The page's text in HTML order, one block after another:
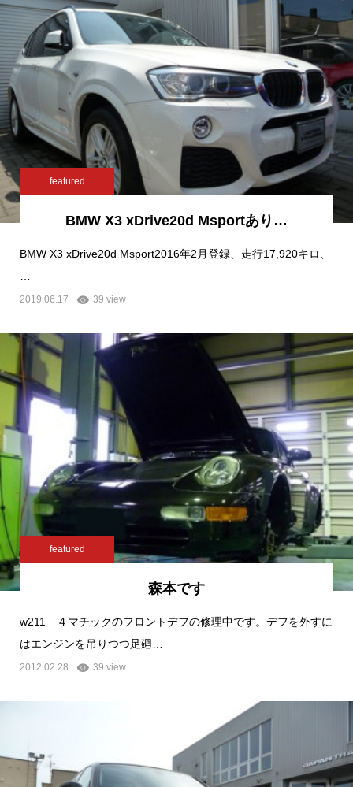
featured
BMW X3 xDrive20d Msportあり…
BMW X3 xDrive20d Msport2016年2月登録、走行17,920キロ、
2019.06.17 39 view
featured
森本です
w211 ４マチックのフロントデフの修理中です。デフを外すに
はエンジンを吊りつつ足廻…
2012.02.28 39 view